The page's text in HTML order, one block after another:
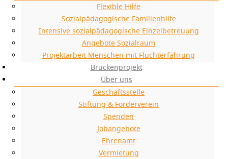
Flexible Hilfe
Sozialpädagogische Familienhilfe
Intensive sozialpädagogische Einzelbetreuung
Angebote Sozialraum
Projektarbeit Menschen mit Fluchterfahrung
Brückenprojekt
Über uns
Geschäftsstelle
Stiftung & Förderverein
Spenden
Jobangebote
Ehrenamt
Vermietung